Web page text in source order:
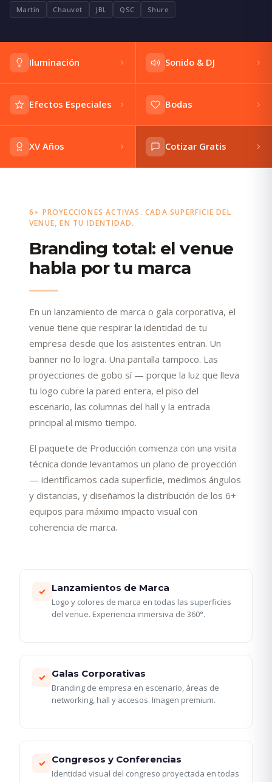
Martin Chauvet JBL QSC Shure
Iluminación Sonido & DJ
Efectos Especiales Bodas
XV Años Cotizar Gratis
6+ PROYECCIONES ACTIVAS. CADA SUPERFICIE DEL
VENUE, EN TU IDENTIDAD.
Branding total: el venue
habla por tu marca
En un lanzamiento de marca o gala corporativa, el
venue tiene que respirar la identidad de tu
empresa desde que los asistentes entran. Un
banner no lo logra. Una pantalla tampoco. Las
proyecciones de gobo sí — porque la luz que lleva
tu logo cubre la pared entera, el piso del
escenario, las columnas del hall y la entrada
principal al mismo tiempo.
El paquete de Producción comienza con una visita
técnica donde levantamos un plano de proyección
— identificamos cada superficie, medimos ángulos
y distancias, y diseñamos la distribución de los 6+
equipos para máximo impacto visual con
coherencia de marca.
✓ Lanzamientos de Marca
Logo y colores de marca en todas las superficies
del venue. Experiencia inmersiva de 360°.
✓ Galas Corporativas
Branding de empresa en escenario, áreas de
networking, hall y accesos. Imagen premium.
✓ Congresos y Conferencias
Identidad visual del congreso proyectada en todas